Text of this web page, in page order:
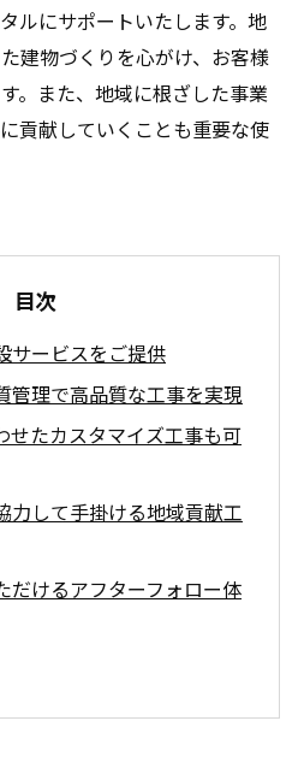
ルにサポートいたします。地
建物づくりを心がけ、お客様
。また、地域に根ざした事業
貢献していくことも重要な使
目次
サービスをご提供
管理で高品質な工事を実現
せたカスタマイズ工事も可
力して手掛ける地域貢献工
だけるアフターフォロー体